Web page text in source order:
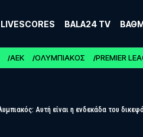
LIVESCORES BALA24 TV
ΑΕΚ ΟΛΥΜΠΙΑΚΟΣ PREMIER
Αυτή είναι η ενδεκάδα του